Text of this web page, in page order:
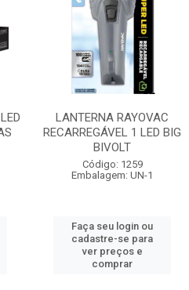
LANTERNA RAYOVAC
RECARREGÁVEL 1 LED BIG
BIVOLT
Código: 1259
Embalagem: UN-1
Faça seu login ou
cadastre-se para
ver preços e
comprar